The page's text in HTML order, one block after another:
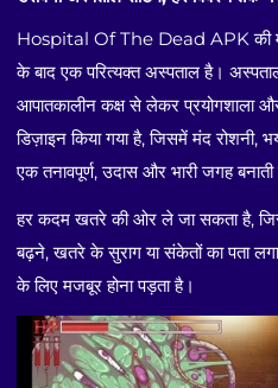
Hospital Of The Dead APK की
के बाद एक परित्यक्त अस्पताल है।
आपातकालीन कक्ष से लेकर प्रयोगशाला
डिज़ाइन किया गया है, जिसमें मंद
एक तनावपूर्ण, उदास और भारी जगह बनाती
हर कदम खतरे की ओर ले जा सकता है,
बढ़ने, खतरे के सुराग या संकेतों का पता
के लिए मजबूर होना पड़ता है।